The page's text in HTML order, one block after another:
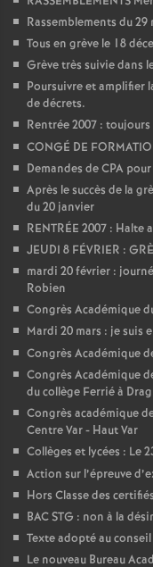
Rassemblements du 29
Tous en grève le 18
Grève très suivie dans
Poursuivre et
de décrets.
Rentrée 2007 :
CONGÉ DE
Demandes de CPA
Après le succès de la
du 20 janvier
RENTRÉE 2007 :
JEUDI 8 FÉVRIER :
mardi 20 février :
Robien
Congrès Académique
Mardi 20 mars : je suis
Congrès Académique
Congrès Académique
du collège Ferrié à
Congrès académique
Centre Var - Haut Var
Collèges et lycées : Le
Action sur l’épreuve
Hors Classe des
BAC STG : non à la
Texte adopté au
Le nouveau Bureau